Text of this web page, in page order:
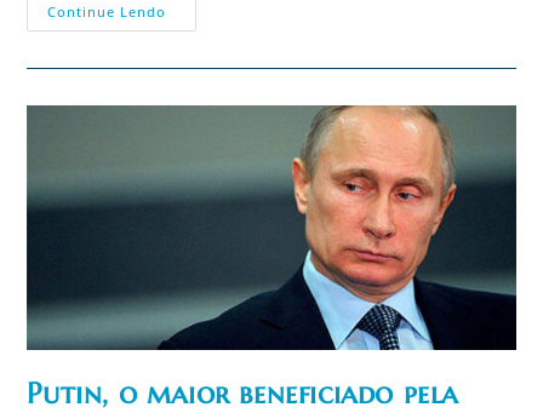
Continue Lendo
Sexuais
Mulheres
Do
Putin, o maior beneficiado pela